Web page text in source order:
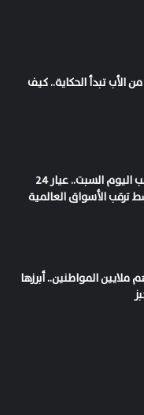
الأب تبدأ الحكاية.. كيف
تحديثات جديدة – الذهب اليوم السبت.. عيار 24
ملايين المواطنين.. أبرزها